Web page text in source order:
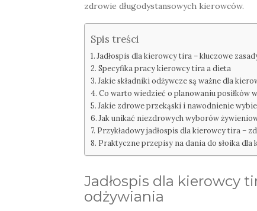
zdrowie długodystansowych kierowców.
Spis treści
Jadłospis dla kierowcy tira – kluczowe
Specyfika pracy kierowcy tira a dieta
Jakie składniki odżywcze są ważne dla
Co warto wiedzieć o planowaniu posiłków
Jakie zdrowe przekąski i nawodnienie
Jak unikać niezdrowych wyborów
Przykładowy jadłospis dla kierowcy tira –
Praktyczne przepisy na dania do słoika dla
Jadłospis dla kierowcy
odżywiania